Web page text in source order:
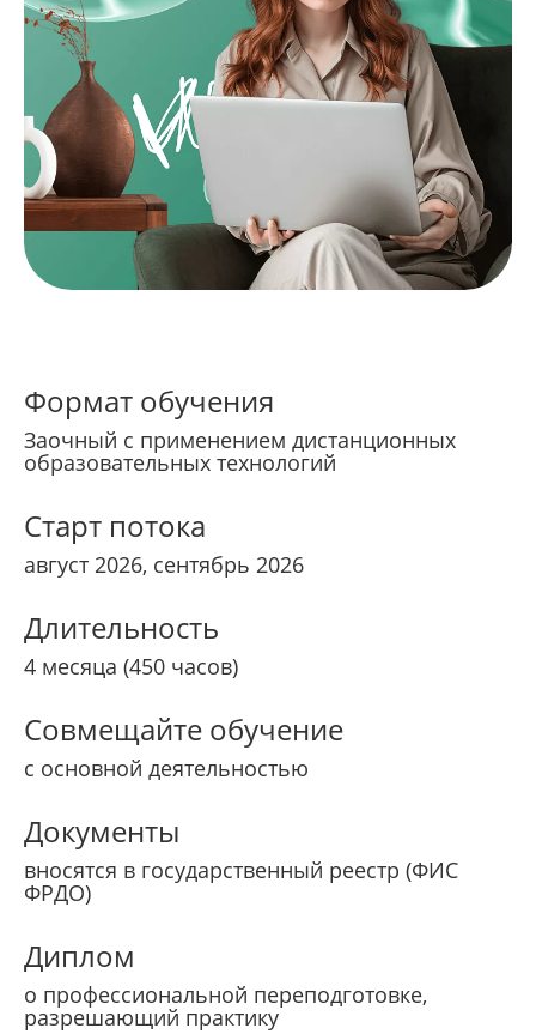
Формат обучения
Заочный с применением дистанционных
образовательных технологий
Старт потока
август 2026, сентябрь 2026
Длительность
4 месяца (450 часов)
Совмещайте обучение
с основной деятельностью
Документы
вносятся в государственный реестр (ФИС
ФРДО)
Диплом
о профессиональной переподготовке,
разрешающий практику